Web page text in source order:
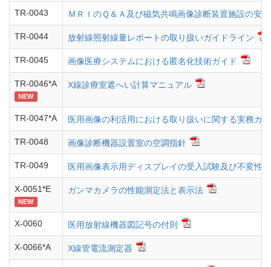
TR-0043 ＭＲＩのＱ＆Ａ及び磁気共鳴画像診断装置施設の安
TR-0044 放射線照射線量レポートの取り扱いガイドライン
TR-0045 画像医療システムにおける匿名化技術ガイド
TR-0046*A
NEW
X線診療室遮へい計算マニュアル
TR-0047*A 医用画像の利活用における取り扱いに関する実務ガ
TR-0048 画像診断機器設置室の空調指針
TR-0049 医用画像表示用ディスプレイの受入試験及び不変性
X-0051*E
NEW
ガンマカメラの性能測定法と表示法
X-0060 医用放射線機器図記号の付則
X-0066*A X線管電流測定器